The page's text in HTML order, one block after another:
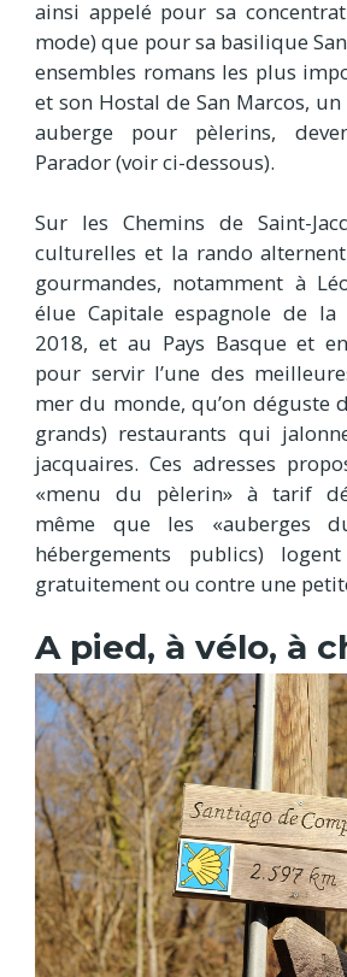
ainsi appelé pour sa
mode) que pour sa basilique
ensembles romans les plus
et son Hostal de San Marcos,
auberge pour pèlerins,
Parador (voir ci-dessous).
Sur les Chemins de Saint-
culturelles et la rando alternent
gourmandes, notamment à
élue Capitale espagnole de la
2018, et au Pays Basque et
pour servir l’une des
mer du monde, qu’on déguste
grands) restaurants qui
jacquaires. Ces adresses
«menu du pèlerin» à tarif
même que les «auberges
hébergements publics)
gratuitement ou contre une
A pied, à vélo, à